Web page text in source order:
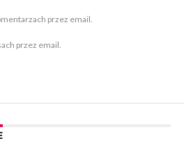
przez email.
przez email.